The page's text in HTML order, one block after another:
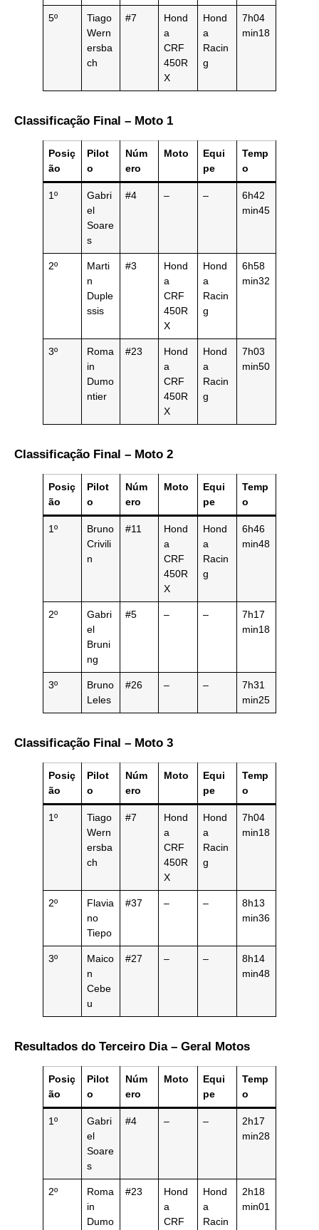
5º
Tiago
Wern
ersba
ch
#7
Hond
a
CRF
450R
X
Hond
a
Racin
g
7h04
min18
Classificação Final – Moto 1
Posiç
ão
Pilot
o
Núm
ero
Moto
Equi
pe
Temp
o
1º
Gabri
el
Soare
s
#4 – –
6h42
min45
2º
Marti
n
Duple
ssis
#3
Hond
a
CRF
450R
X
Hond
a
Racin
g
6h58
min32
3º
Roma
in
Dumo
ntier
#23
Hond
a
CRF
450R
X
Hond
a
Racin
g
7h03
min50
Classificação Final – Moto 2
Posiç
ão
Pilot
o
Núm
ero
Moto
Equi
pe
Temp
o
1º
Bruno
Crivili
n
#11
Hond
a
CRF
450R
X
Hond
a
Racin
g
6h46
min48
2º
Gabri
el
Bruni
ng
#5 – –
7h17
min18
3º
Bruno
Leles
#26 – –
7h31
min25
Classificação Final – Moto 3
Posiç
ão
Pilot
o
Núm
ero
Moto
Equi
pe
Temp
o
1º
Tiago
Wern
ersba
ch
#7
Hond
a
CRF
450R
X
Hond
a
Racin
g
7h04
min18
2º
Flavia
no
Tiepo
#37 – –
8h13
min36
3º
Maico
n
Cebe
u
#27 – –
8h14
min48
Resultados do Terceiro Dia – Geral Motos
Posiç
ão
Pilot
o
Núm
ero
Moto
Equi
pe
Temp
o
1º
Gabri
el
Soare
s
#4 – –
2h17
min28
2º
Roma
in
Dumo
#23
Hond
a
CRF
Hond
a
Racin
2h18
min01